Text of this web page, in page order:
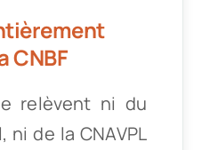
CNBF
relèvent ni du
ni de la CNAVPL